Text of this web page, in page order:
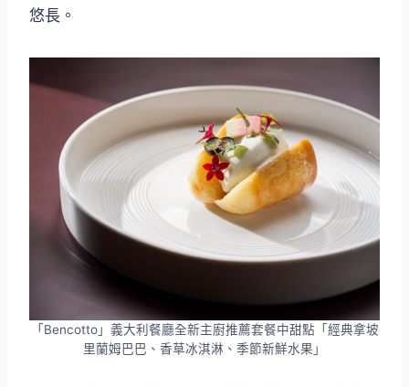
悠長。
「Bencotto」義大利餐廳全新主廚推薦套餐中甜點「經典拿坡
里蘭姆巴巴、香草冰淇淋、季節新鮮水果」